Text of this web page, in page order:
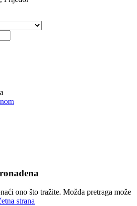
ono što tražite. Možda pretraga može
strana